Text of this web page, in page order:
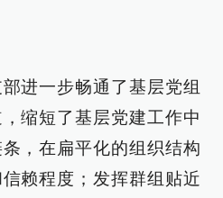
进一步畅通了基层党组
缩短了基层党建工作中
，在扁平化的组织结构
赖程度；发挥群组贴近